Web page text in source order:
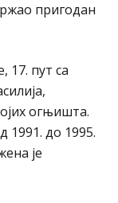
пригодан
17. пут са
огњишта.
1991. до 1995.
је